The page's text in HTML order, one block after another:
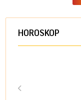
HOROSKOP